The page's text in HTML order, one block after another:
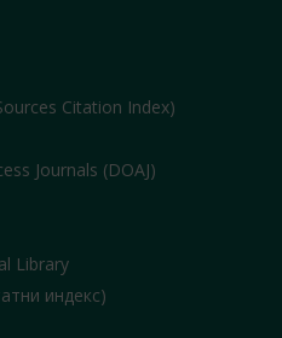
Citation Index)
Journals (DOAJ)
Library
индекс)